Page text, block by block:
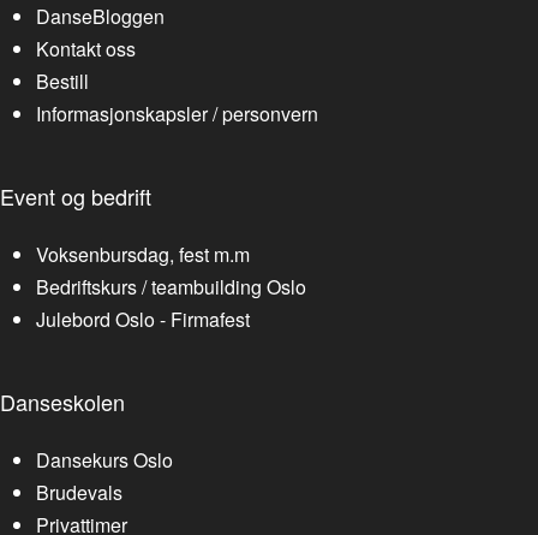
DanseBloggen
Kontakt oss
Bestill
Informasjonskapsler / personvern
Event og bedrift
Voksenbursdag, fest m.m
Bedriftskurs / teambuilding Oslo
Julebord Oslo - Firmafest
Danseskolen
Dansekurs Oslo
Brudevals
Privattimer